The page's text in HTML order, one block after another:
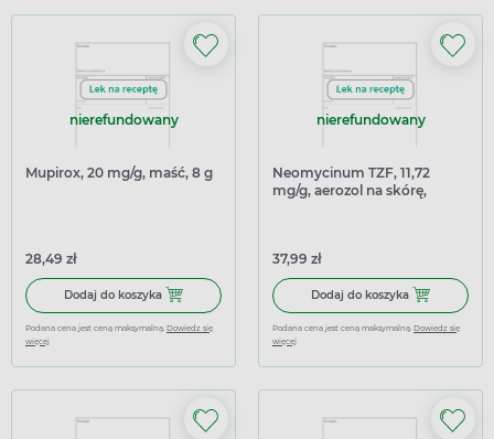
nierefundowany
Mupirox, 20 mg/g, maść, 8 g
28,49 zł
Dodaj do koszyka Dodaj do koszyka Mupirox, 20 mg/g, maść, 8 g
Podana cena jest ceną maksymalną. Dowiedz się
więcej
nierefundowany
Neomycinum TZF, 11,72
mg/g, aerozol na skórę,
37,99 zł
Dodaj do koszyka Dodaj do
Podana cena jest ceną maksymalną. Dowiedz się
więcej